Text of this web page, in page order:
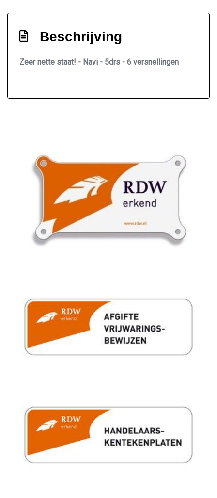
Hoofd airbag(s) achter
Hoofd airbag(s) voor
verwarmbaar
Centrale vergrendeling met afstandsbediening
Dimlichten automatisch
Lichtmetalen velgen 16"
Mistlampen voor
Mistlampen voor adaptief
Beschrijving
Zeer nette staat! - Navi - 5drs - 6 versnellingen